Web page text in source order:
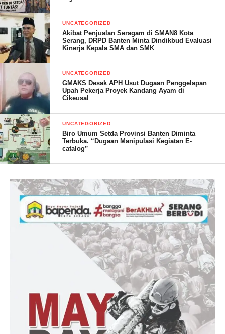
budaya positif di seluruh lini birokrasi pemerintahan Kabupaten
Serang.
“Kami di DPRD tentu akan terus mendukung langkah-langkah
pemerintah daerah yang bertujuan untuk kepentingan masyarakat
pemerintahan yang amanah, sederhana, dan dekat dengan
rakyat,” tutupnya.
Editor: Dinar
UNCATEGORIZED
Akibat Penjualan Seragam di SMAN8 Kota
Serang, DRPD Banten Minta Dindikbud Evaluasi
Kinerja Kepala SMA dan SMK
UNCATEGORIZED
GMAKS Desak APH Usut Dugaan Penggelapan
Upah Pekerja Proyek Kandang Ayam di
Cikeusal
UNCATEGORIZED
Biro Umum Setda Provinsi Banten Diminta
Terbuka. “Dugaan Manipulasi Kegiatan E-
catalog”